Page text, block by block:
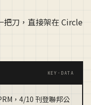
把刀，直接架在 Circle
KEY·DATA
，4/10 刊登聯邦公